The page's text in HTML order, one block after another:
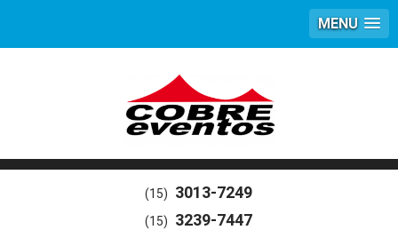
MENU
(15) 3013-7249
(15) 3239-7447